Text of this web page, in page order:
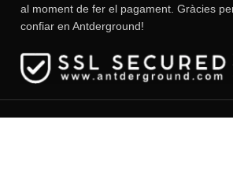
al moment de fer el pagament. Gràcies
confiar en Antderground!